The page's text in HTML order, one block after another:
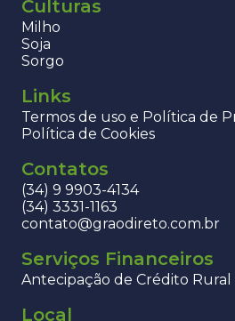
Culturas
Milho
Soja
Sorgo
Links
Termos de uso e Política de
Política de Cookies
Contatos
(34) 9 9903-4134
(34) 3331-1163
contato@graodireto.com.br
Serviços Financeiros
Antecipação de Crédito Rural
Local